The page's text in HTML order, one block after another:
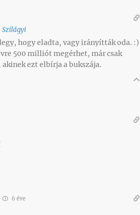
Szilágyi
hogy eladta, vagy irányítták oda. :)
500 milliót megérhet, már csak
ezt elbírja a bukszája.
6 éve